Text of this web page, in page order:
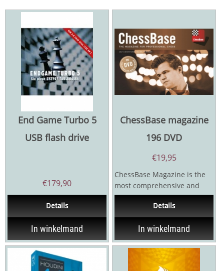
End Game Turbo 5
USB flash drive
€179,90
Details
In winkelmand
ChessBase magazine
196 DVD
€19,95
ChessBase Magazine is the
most comprehensive and
most sophisticated chess
magazine there is....
Details
In winkelmand